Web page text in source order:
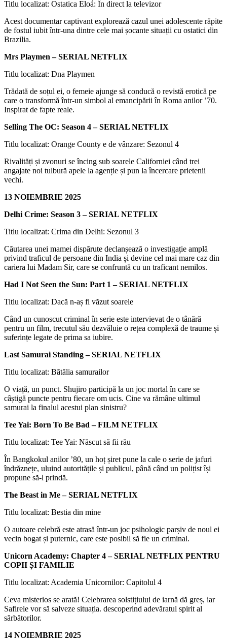
Titlu localizat: Ostatica Eloá: În direct la televizor
Acest documentar captivant explorează cazul unei adolescente răpite
de fostul iubit într-una dintre cele mai șocante situații cu ostatici din
Brazilia.
Mrs Playmen – SERIAL NETFLIX
Titlu localizat: Dna Playmen
Trădată de soțul ei, o femeie ajunge să conducă o revistă erotică pe
care o transformă într-un simbol al emancipării în Roma anilor ’70.
Inspirat de fapte reale.
Selling The OC: Season 4 – SERIAL NETFLIX
Titlu localizat: Orange County e de vânzare: Sezonul 4
Rivalități și zvonuri se încing sub soarele Californiei când trei
angajate noi tulbură apele la agenție și pun la încercare prietenii
vechi.
13 NOIEMBRIE 2025
Delhi Crime: Season 3 – SERIAL NETFLIX
Titlu localizat: Crima din Delhi: Sezonul 3
Căutarea unei mamei dispărute declanșează o investigație amplă
privind traficul de persoane din India și devine cel mai mare caz din
cariera lui Madam Sir, care se confruntă cu un traficant nemilos.
Had I Not Seen the Sun: Part 1 – SERIAL NETFLIX
Titlu localizat: Dacă n-aș fi văzut soarele
Când un cunoscut criminal în serie este intervievat de o tânără
pentru un film, trecutul său dezvăluie o rețea complexă de traume și
suferințe legate de prima sa iubire.
Last Samurai Standing – SERIAL NETFLIX
Titlu localizat: Bătălia samurailor
O viață, un punct. Shujiro participă la un joc mortal în care se
câștigă puncte pentru fiecare om ucis. Cine va rămâne ultimul
samurai la finalul acestui plan sinistru?
Tee Yai: Born To Be Bad – FILM NETFLIX
Titlu localizat: Tee Yai: Născut să fii rău
În Bangkokul anilor ’80, un hoț șiret pune la cale o serie de jafuri
îndrăznețe, uluind autoritățile și publicul, până când un polițist își
propune să-l prindă.
The Beast in Me – SERIAL NETFLIX
Titlu localizat: Bestia din mine
O autoare celebră este atrasă într-un joc psihologic parșiv de noul ei
vecin bogat și puternic, care este posibil să fie un criminal.
Unicorn Academy: Chapter 4 – SERIAL NETFLIX PENTRU
COPII ȘI FAMILIE
Titlu localizat: Academia Unicornilor: Capitolul 4
Ceva misterios se arată! Celebrarea solstițiului de iarnă dă greș, iar
Safirele vor să salveze situația. descoperind adevăratul spirit al
sărbătorilor.
14 NOIEMBRIE 2025